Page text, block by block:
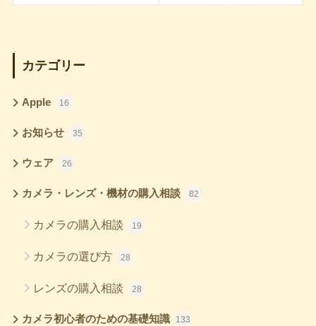
カテゴリー
Apple 16
お知らせ 35
ウェア 26
カメラ・レンズ・機材の購入相談 82
カメラの購入相談 19
カメラの選び方 28
レンズの購入相談 28
カメラ初心者のための基礎知識 133